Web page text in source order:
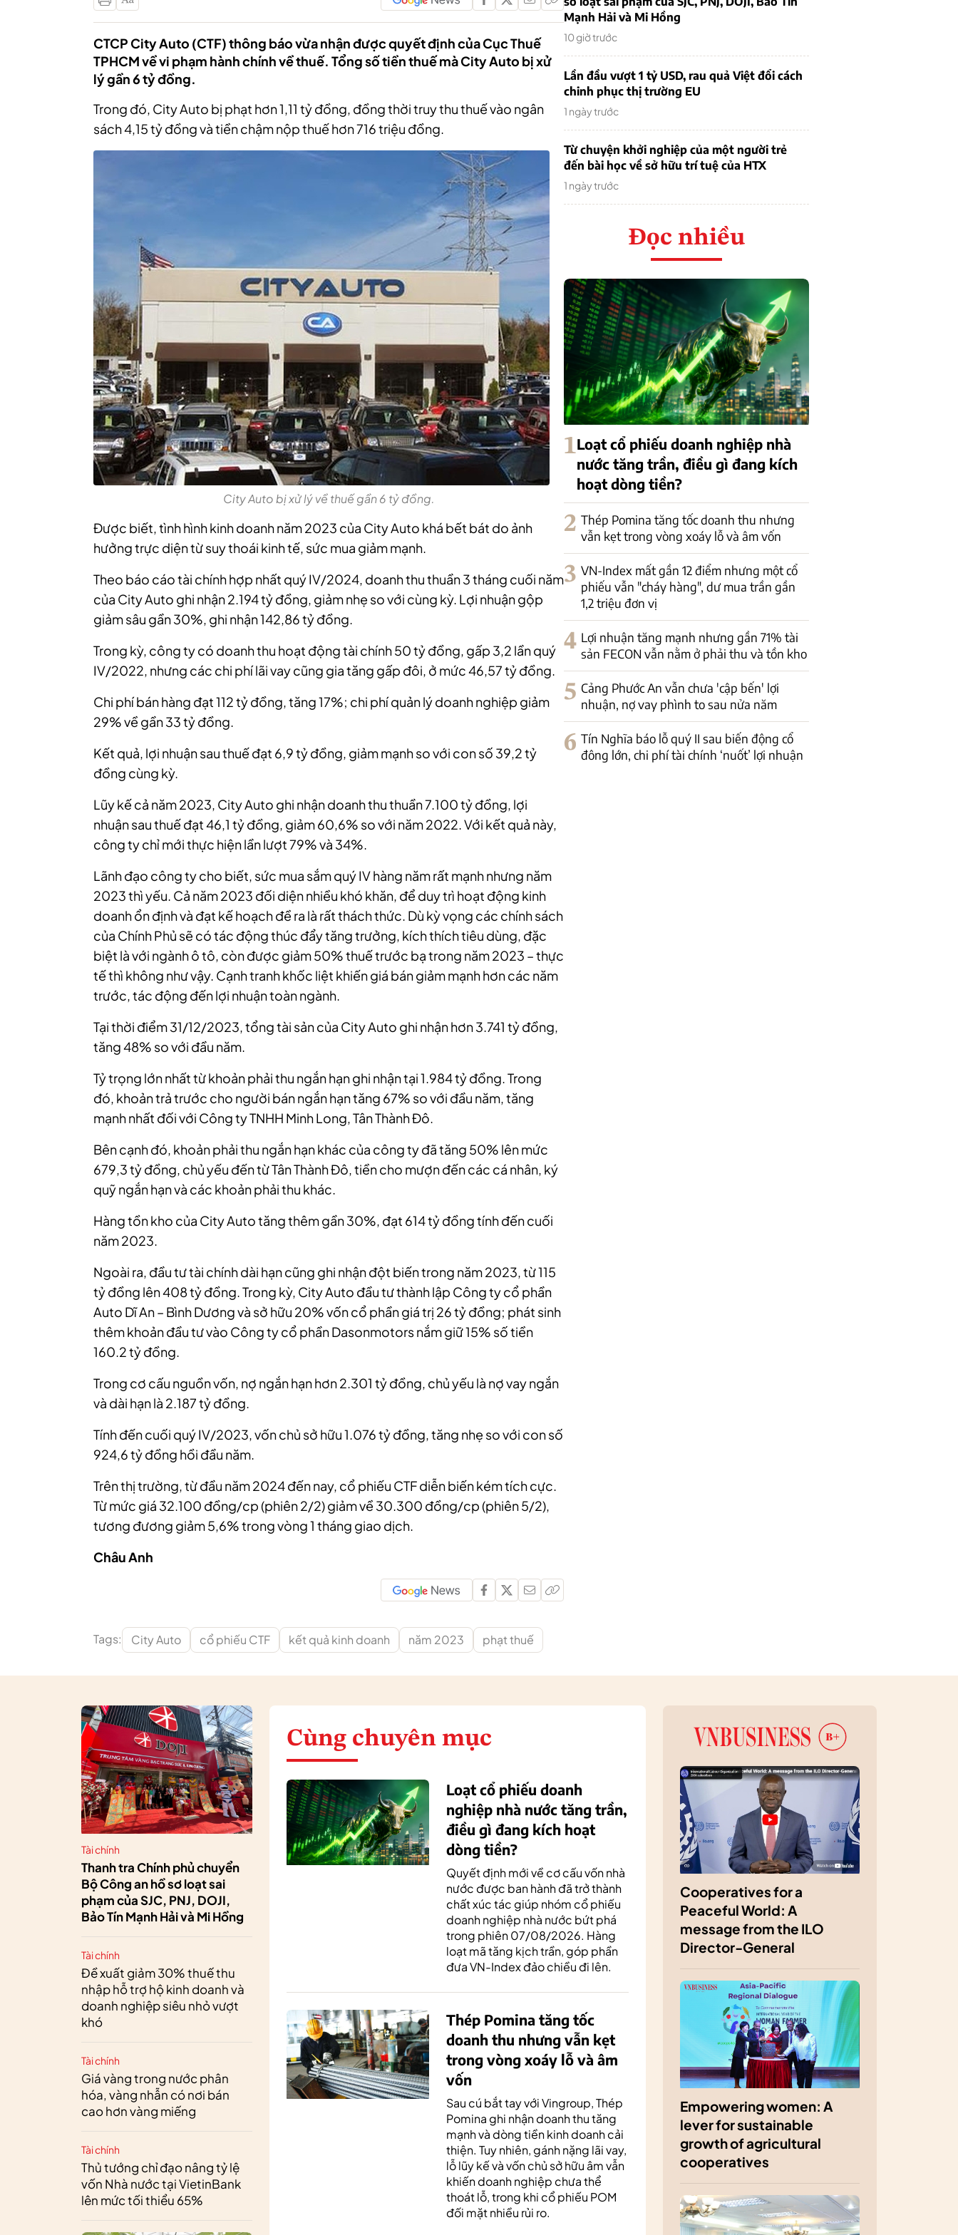
CTCP City Auto (CTF) thông báo vừa nhận được quyết định của Cục Thuế
TPHCM về vi phạm hành chính về thuế. Tổng số tiền thuế mà City Auto bị xử
lý gần 6 tỷ đồng.
Trong đó, City Auto bị phạt hơn 1,11 tỷ đồng, đồng thời truy thu thuế vào ngân
sách 4,15 tỷ đồng và tiền chậm nộp thuế hơn 716 triệu đồng.
City Auto bị xử lý về thuế gần 6 tỷ đồng.
Được biết, tình hình kinh doanh năm 2023 của City Auto khá bết bát do ảnh
hưởng trực diện từ suy thoái kinh tế, sức mua giảm mạnh.
Theo báo cáo tài chính hợp nhất quý IV/2024, doanh thu thuần 3 tháng cuối năm
của City Auto ghi nhận 2.194 tỷ đồng, giảm nhẹ so với cùng kỳ. Lợi nhuận gộp
giảm sâu gần 30%, ghi nhận 142,86 tỷ đồng.
Trong kỳ, công ty có doanh thu hoạt động tài chính 50 tỷ đồng, gấp 3,2 lần quý
IV/2022, nhưng các chi phí lãi vay cũng gia tăng gấp đôi, ở mức 46,57 tỷ đồng.
Chi phí bán hàng đạt 112 tỷ đồng, tăng 17%; chi phí quản lý doanh nghiệp giảm
29% về gần 33 tỷ đồng.
Kết quả, lợi nhuận sau thuế đạt 6,9 tỷ đồng, giảm mạnh so với con số 39,2 tỷ
đồng cùng kỳ.
Lũy kế cả năm 2023, City Auto ghi nhận doanh thu thuần 7.100 tỷ đồng, lợi
nhuận sau thuế đạt 46,1 tỷ đồng, giảm 60,6% so với năm 2022. Với kết quả này,
công ty chỉ mới thực hiện lần lượt 79% và 34%.
Lãnh đạo công ty cho biết, sức mua sắm quý IV hàng năm rất mạnh nhưng năm
2023 thì yếu. Cả năm 2023 đối diện nhiều khó khăn, để duy trì hoạt động kinh
doanh ổn định và đạt kế hoạch đề ra là rất thách thức. Dù kỳ vọng các chính sách
của Chính Phủ sẽ có tác động thúc đẩy tăng trưởng, kích thích tiêu dùng, đặc
biệt là với ngành ô tô, còn được giảm 50% thuế trước bạ trong năm 2023 – thực
tế thì không như vậy. Cạnh tranh khốc liệt khiến giá bán giảm mạnh hơn các năm
trước, tác động đến lợi nhuận toàn ngành.
Tại thời điểm 31/12/2023, tổng tài sản của City Auto ghi nhận hơn 3.741 tỷ đồng,
tăng 48% so với đầu năm.
Tỷ trọng lớn nhất từ khoản phải thu ngắn hạn ghi nhận tại 1.984 tỷ đồng. Trong
đó, khoản trả trước cho người bán ngắn hạn tăng 67% so với đầu năm, tăng
mạnh nhất đối với Công ty TNHH Minh Long, Tân Thành Đô.
Bên cạnh đó, khoản phải thu ngắn hạn khác của công ty đã tăng 50% lên mức
679,3 tỷ đồng, chủ yếu đến từ Tân Thành Đô, tiền cho mượn đến các cá nhân, ký
quỹ ngắn hạn và các khoản phải thu khác.
Hàng tồn kho của City Auto tăng thêm gần 30%, đạt 614 tỷ đồng tính đến cuối
năm 2023.
Ngoài ra, đầu tư tài chính dài hạn cũng ghi nhận đột biến trong năm 2023, từ 115
tỷ đồng lên 408 tỷ đồng. Trong kỳ, City Auto đầu tư thành lập Công ty cổ phần
Auto Dĩ An – Bình Dương và sở hữu 20% vốn cổ phần giá trị 26 tỷ đồng; phát sinh
thêm khoản đầu tư vào Công ty cổ phần Dasonmotors nắm giữ 15% số tiền
160.2 tỷ đồng.
Trong cơ cấu nguồn vốn, nợ ngắn hạn hơn 2.301 tỷ đồng, chủ yếu là nợ vay ngắn
và dài hạn là 2.187 tỷ đồng.
Tính đến cuối quý IV/2023, vốn chủ sở hữu 1.076 tỷ đồng, tăng nhẹ so với con số
924,6 tỷ đồng hồi đầu năm.
Trên thị trường, từ đầu năm 2024 đến nay, cổ phiếu CTF diễn biến kém tích cực.
Từ mức giá 32.100 đồng/cp (phiên 2/2) giảm về 30.300 đồng/cp (phiên 5/2),
tương đương giảm 5,6% trong vòng 1 tháng giao dịch.
Châu Anh
Tags: City Auto cổ phiếu CTF kết quả kinh doanh năm 2023 phạt thuế
Mạnh Hải và Mi Hồng
10 giờ trước
Lần đầu vượt 1 tỷ USD, rau quả Việt đổi cách
chinh phục thị trường EU
1 ngày trước
Từ chuyện khởi nghiệp của một người trẻ
đến bài học về sở hữu trí tuệ của HTX
1 ngày trước
Đọc nhiều
1Loạt cổ phiếu doanh nghiệp nhà
nước tăng trần, điều gì đang kích
hoạt dòng tiền?
2 Thép Pomina tăng tốc doanh thu nhưng
vẫn kẹt trong vòng xoáy lỗ và âm vốn
3 VN-Index mất gần 12 điểm nhưng một cổ
phiếu vẫn "cháy hàng", dư mua trần gần
1,2 triệu đơn vị
4 Lợi nhuận tăng mạnh nhưng gần 71% tài
sản FECON vẫn nằm ở phải thu và tồn kho
5 Cảng Phước An vẫn chưa 'cập bến' lợi
nhuận, nợ vay phình to sau nửa năm
6 Tín Nghĩa báo lỗ quý II sau biến động cổ
đông lớn, chi phí tài chính ‘nuốt’ lợi nhuận
Tài chính
Thanh tra Chính phủ chuyển
Bộ Công an hồ sơ loạt sai
phạm của SJC, PNJ, DOJI,
Bảo Tín Mạnh Hải và Mi Hồng
Tài chính
Đề xuất giảm 30% thuế thu
nhập hỗ trợ hộ kinh doanh và
doanh nghiệp siêu nhỏ vượt
khó
Tài chính
Giá vàng trong nước phân
hóa, vàng nhẫn có nơi bán
cao hơn vàng miếng
Tài chính
Thủ tướng chỉ đạo nâng tỷ lệ
vốn Nhà nước tại VietinBank
lên mức tối thiểu 65%
Cùng chuyên mục
Loạt cổ phiếu doanh
nghiệp nhà nước tăng trần,
điều gì đang kích hoạt
dòng tiền?
Quyết định mới về cơ cấu vốn nhà
nước được ban hành đã trở thành
chất xúc tác giúp nhóm cổ phiếu
doanh nghiệp nhà nước bứt phá
trong phiên 07/08/2026. Hàng
loạt mã tăng kịch trần, góp phần
đưa VN-Index đảo chiều đi lên.
Thép Pomina tăng tốc
doanh thu nhưng vẫn kẹt
trong vòng xoáy lỗ và âm
vốn
Sau cú bắt tay với Vingroup, Thép
Pomina ghi nhận doanh thu tăng
mạnh và dòng tiền kinh doanh cải
thiện. Tuy nhiên, gánh nặng lãi vay,
lỗ lũy kế và vốn chủ sở hữu âm vẫn
khiến doanh nghiệp chưa thể
thoát lỗ, trong khi cổ phiếu POM
đối mặt nhiều rủi ro.
Cooperatives for a
Peaceful World: A
message from the ILO
Director-General
Empowering women: A
lever for sustainable
growth of agricultural
cooperatives